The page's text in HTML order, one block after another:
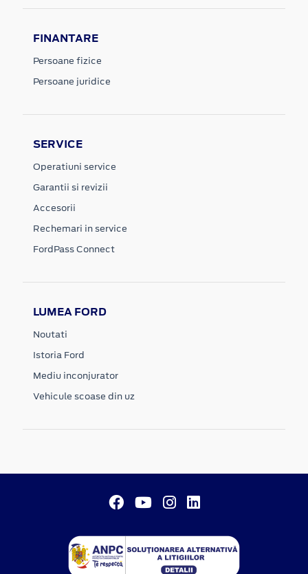
FINANTARE
Persoane fizice
Persoane juridice
SERVICE
Operatiuni service
Garantii si revizii
Accesorii
Rechemari in service
FordPass Connect
LUMEA FORD
Noutati
Istoria Ford
Mediu inconjurator
Vehicule scoase din uz